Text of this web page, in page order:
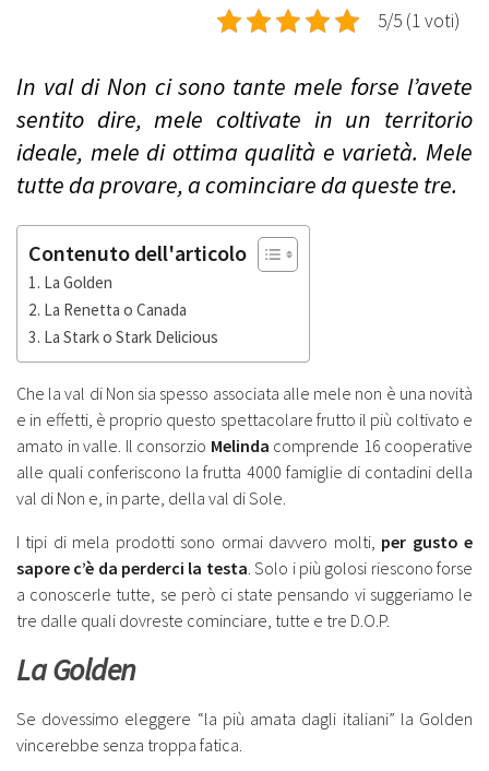
5/5 (1 voti)
In val di Non ci sono tante mele forse l’avete
sentito dire, mele coltivate in un territorio
ideale, mele di ottima qualità e varietà. Mele
tutte da provare, a cominciare da queste tre.
Contenuto dell'articolo
La Golden
La Renetta o Canada
La Stark o Stark Delicious
Che la val di Non sia spesso associata alle mele non è una novità
e in effetti, è proprio questo spettacolare frutto il più coltivato e
amato in valle. Il consorzio Melinda comprende 16 cooperative
alle quali conferiscono la frutta 4000 famiglie di contadini della
val di Non e, in parte, della val di Sole.
I tipi di mela prodotti sono ormai davvero molti, per gusto e
sapore c’è da perderci la testa. Solo i più golosi riescono forse
a conoscerle tutte, se però ci state pensando vi suggeriamo le
tre dalle quali dovreste cominciare, tutte e tre D.O.P.
La Golden
Se dovessimo eleggere “la più amata dagli italiani” la Golden
vincerebbe senza troppa fatica.